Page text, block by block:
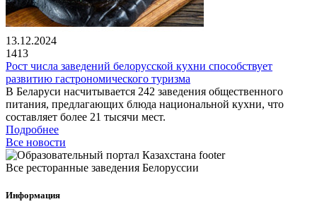
13.12.2024
1413
Рост числа заведений белорусской кухни способствует
развитию гастрономического туризма
В Беларуси насчитывается 242 заведения общественного
питания, предлагающих блюда национальной кухни, что
составляет более 21 тысячи мест.
Подробнее
Все новости
Все ресторанные заведения Белоруссии
Информация